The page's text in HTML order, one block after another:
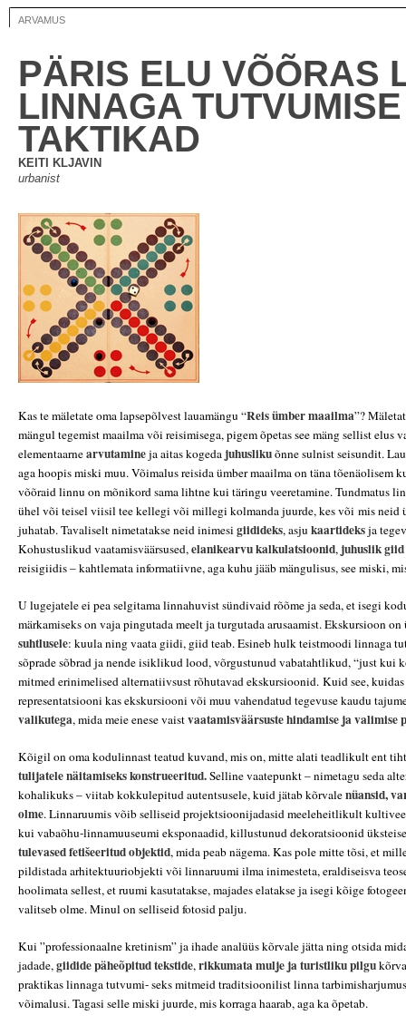
ARVAMUS
PÄRIS ELU VÕÕRAS
LINNAGA TUTVUMISE
TAKTIKAD
KEITI KLJAVIN
urbanist
Kas te mäletate oma lapsepõlvest lauamängu “Reis ümber maailma”?
mängul tegemist maailma või reisimisega, pigem õpetas see mäng sellist elus
elementaarnearvutamineja aitas kogeda juhuslikuõnne sulnist seisundit.
aga hoopis miski muu. Võimalus reisida ümber maailma on täna tõenäolisem
võõraid linnu on mõnikord sama lihtne kui täringu veeretamine. Tundmatus
ühel või teisel viisil tee kellegi või millegi kolmanda juurde, kes või mis neid
juhatab. Tavaliselt nimetatakse neid inimesi giidideks, asju kaartideksja
Kohustuslikud vaatamisväärsused,elanikearvu kalkulatsioonid, juhuslik giid
reisigiidis – kahtlemata informatiivne, aga kuhu jääb mängulisus, see miski,
U lugejatele ei pea selgitama linnahuvist sündivaid rõõme ja seda, et isegi
märkamiseks on vaja pingutada meelt ja turgutada arusaamist. Ekskursioon
suhtlusele: kuula ning vaata giidi, giid teab. Esineb hulk teistmoodi linnaga
sõprade sõbrad ja nende isiklikud lood, võrgustunud vabatahtlikud, “just kui
mitmed erinimelised alternatiivsust rõhutavad ekskursioonid. Kuid see,
representatsiooni kas ekskursiooni või muu vahendatud tegevuse kaudu
valikutega, mida meie enese vaistvaatamisväärsuste hindamise ja valimise
Kõigil on oma kodulinnast teatud kuvand, mis on, mitte alati teadlikult ent
tulijatele näitamiseks konstrueeritud.Selline vaatepunkt – nimetagu seda
kohalikuks – viitab kokkulepitud autentsusele, kuid jätab kõrvalenüansid,
olme. Linnaruumis võib selliseid projektsioonijadasid meeleheitlikult
kui vabaõhu-linnamuuseumi eksponaadid, killustunud dekoratsioonid
tulevased fetišeeritud objektid, mida peab nägema. Kas pole mitte tõsi, et
pildistada arhitektuuriobjekti või linnaruumi ilma inimesteta, eraldiseisva
hoolimata sellest, et ruumi kasutatakse, majades elatakse ja isegi kõige
valitseb olme. Minul on selliseid fotosid palju.
Kui ”professionaalne kretinism” ja ihade analüüs kõrvale jätta ning otsida
jadade,giidide päheõpitud tekstide,rikkumata mulje ja turistliku pilgu
praktikas linnaga tutvumi- seks mitmeid traditsioonilist linna
võimalusi. Tagasi selle miski juurde, mis korraga haarab, aga ka õpetab.